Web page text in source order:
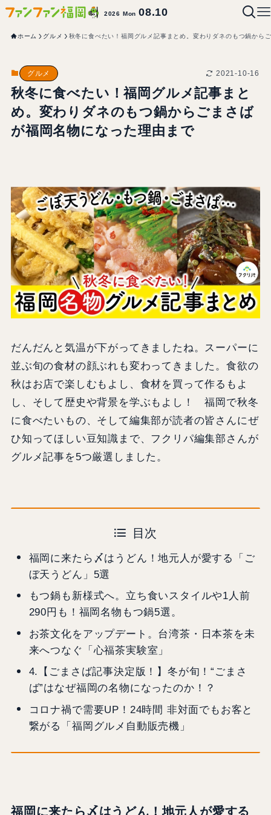
2026 Mon08.10
ホーム グルメ 秋冬に食べたい！福岡グルメ記事まとめ。変わりダネのもつ鍋から
グルメ 2021-10-16
秋冬に食べたい！福岡グルメ記事まと
め。変わりダネのもつ鍋からごまさば
が福岡名物になった理由まで
だんだんと気温が下がってきましたね。スーパーに
並ぶ旬の食材の顔ぶれも変わってきました。食欲の
秋はお店で楽しむもよし、食材を買って作るもよ
し、そして歴史や背景を学ぶもよし！ 福岡で秋冬
に食べたいもの、そして編集部が読者の皆さんにぜ
ひ知ってほしい豆知識まで、フクリパ編集部さんが
グルメ記事を5つ厳選しました。
目次
福岡に来たら〆はうどん！地元人が愛する「ご
ぼ天うどん」5選
もつ鍋も新様式へ。立ち食いスタイルや1人前
290円も！福岡名物もつ鍋5選。
お茶文化をアップデート。台湾茶・日本茶を未
来へつなぐ「心福茶実験室」
4.【ごまさば記事決定版！】冬が旬！“ごまさ
ば”はなぜ福岡の名物になったのか！？
コロナ禍で需要UP！24時間 非対面でもお客と
繋がる「福岡グルメ自動販売機」
福岡に来たら〆はうどん！地元人が愛する